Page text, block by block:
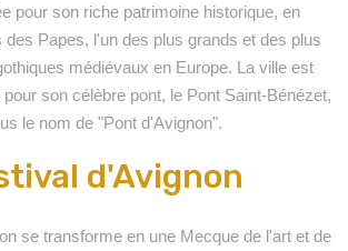
pour son riche patrimoine historique, en
des Papes, l'un des plus grands et des plus
médiévaux en Europe. La ville est
son célèbre pont, le Pont Saint-Bénézet,
le nom de "Pont d'Avignon".
d'Avignon
se transforme en une Mecque de l'art et de